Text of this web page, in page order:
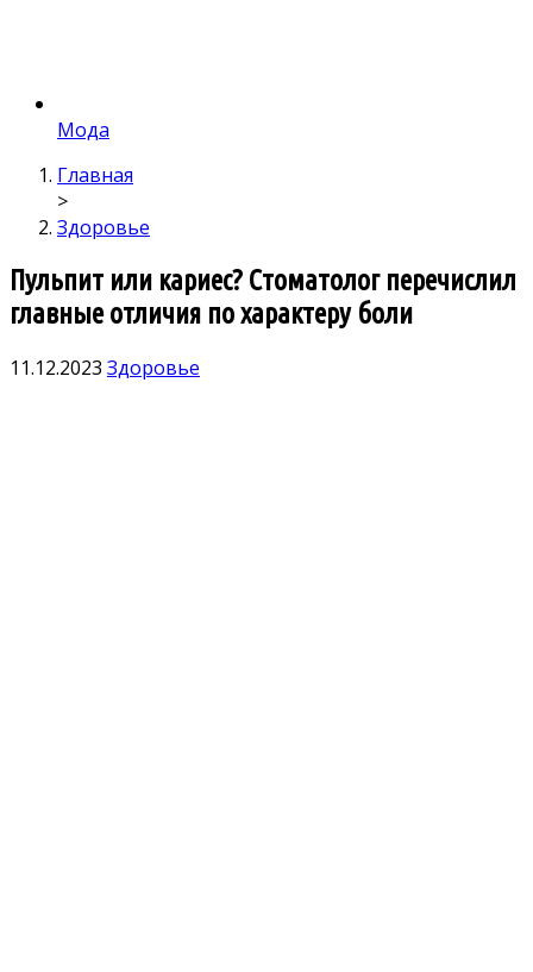
Мода
Главная
>
Здоровье
Пульпит или кариес? Стоматолог перечислил
главные отличия по характеру боли
11.12.2023 Здоровье